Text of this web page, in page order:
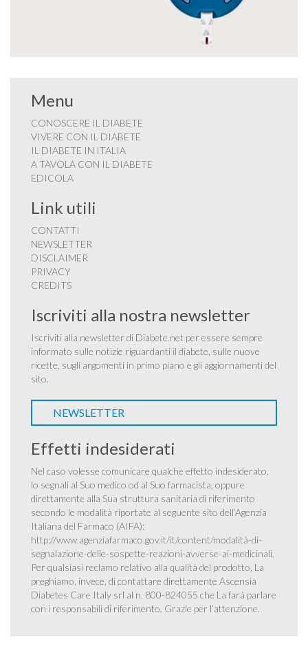
Menu
CONOSCERE IL DIABETE
VIVERE CON IL DIABETE
IL DIABETE IN ITALIA
A TAVOLA CON IL DIABETE
EDICOLA
Link utili
CONTATTI
NEWSLETTER
DISCLAIMER
PRIVACY
CREDITS
Iscriviti alla nostra newsletter
Iscriviti alla newsletter di Diabete.net per essere sempre
informato sulle notizie riguardanti il diabete, sulle nuove
ricette, sugli argomenti in primo piano e gli aggiornamenti del
sito.
NEWSLETTER
Effetti indesiderati
Nel caso volesse comunicare qualche effetto indesiderato,
lo segnali al Suo medico od al Suo farmacista, oppure
direttamente alla Sua struttura sanitaria di riferimento
secondo le modalità riportate al seguente sito dell’Agenzia
Italiana del Farmaco (AIFA):
http://www.agenziafarmaco.gov.it/it/content/modalità-di-
segnalazione-delle-sospette-reazioni-avverse-ai-medicinali.
Per qualsiasi reclamo relativo alla qualità del prodotto, La
preghiamo, invece, di contattare direttamente Ascensia
Diabetes Care Italy srl al n. 800-824055 che La farà parlare
con i responsabili di riferimento. Grazie per l’attenzione.